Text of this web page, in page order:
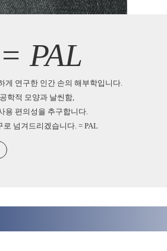
PAL
게 연구한 인간 손의 해부학입니다.
학적 모양과 날씬함,
용 편의성을 추구합니다.
로 넘겨드리겠습니다. = PAL